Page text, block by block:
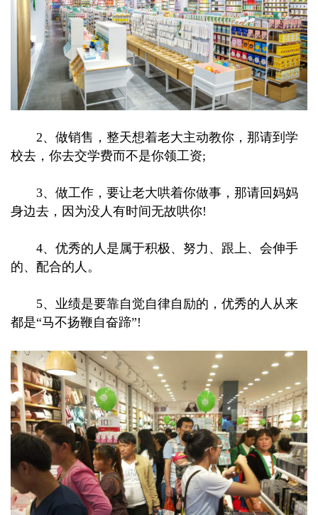
2、做销售，整天想着老大主动教你，那请到学
校去，你去交学费而不是你领工资;
3、做工作，要让老大哄着你做事，那请回妈妈
身边去，因为没人有时间无故哄你!
4、优秀的人是属于积极、努力、跟上、会伸手
的、配合的人。
5、业绩是要靠自觉自律自励的，优秀的人从来
都是“马不扬鞭自奋蹄”!